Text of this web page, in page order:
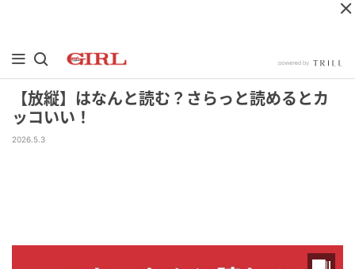
【放縦】はなんと読む？さらっと読めるとカ
ッコいい！
2026.5.3